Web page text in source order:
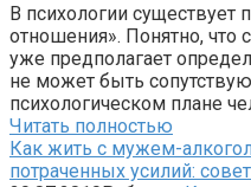
В психологии существует
отношения». Понятно, что
уже предполагает
не может быть
психологическом плане
Читать полностью
Как жить с мужем-
потраченных усилий: